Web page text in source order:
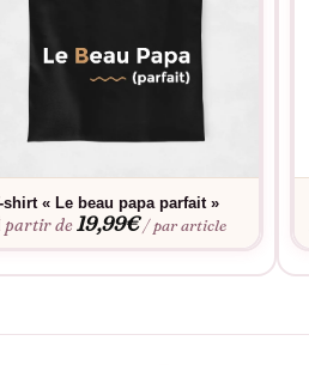
shirt « Le beau papa parfait »
partir de19,99€ / par article